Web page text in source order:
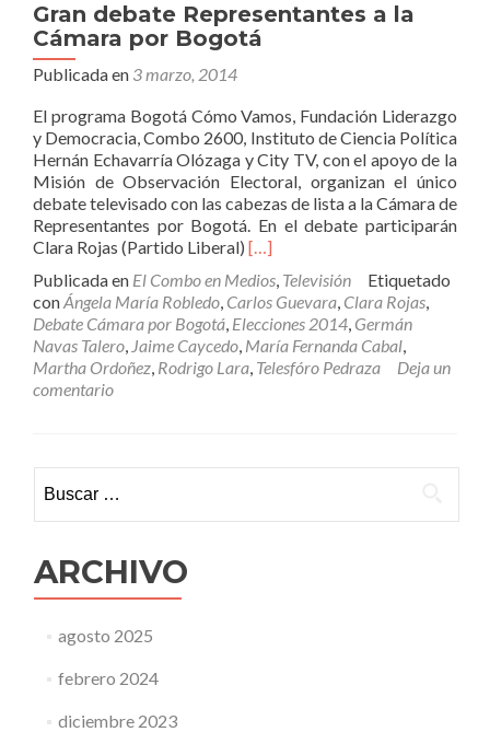
Gran debate Representantes a la
Cámara por Bogotá
Publicada en 3 marzo, 2014
El programa Bogotá Cómo Vamos, Fundación Liderazgo
y Democracia, Combo 2600, Instituto de Ciencia Política
Hernán Echavarría Olózaga y City TV, con el apoyo de la
Misión de Observación Electoral, organizan el único
debate televisado con las cabezas de lista a la Cámara de
Representantes por Bogotá. En el debate participarán
Clara Rojas (Partido Liberal) Leer
debate
Representantes
a
la
Cámara
[…]
Publicada en El Combo en Medios, Televisión
Etiquetado
conÁngela María Robledo, Carlos Guevara, Clara Rojas,
Debate Cámara por Bogotá, Elecciones 2014, Germán
Navas Talero, Jaime Caycedo, María Fernanda Cabal,
Martha Ordoñez, Rodrigo Lara, Telesfóro Pedraza
Deja un
comentario
ARCHIVO
agosto 2025
febrero 2024
diciembre 2023